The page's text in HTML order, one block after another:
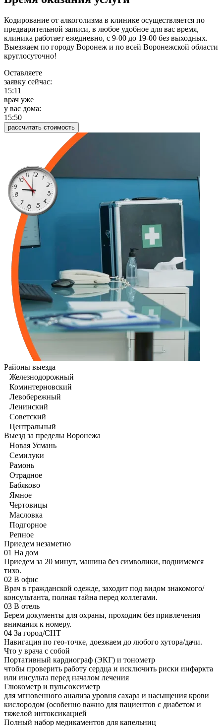
Кодирование от алкоголизма в клинике осуществляется по
предварительной записи, в любое удобное для вас время,
клиника работает ежедневно, с 9-00 до 19-00 без выходных.
Выезжаем по городу Воронеж и по всей Воронежской области
круглосуточно!
Оставляете
заявку сейчас:
15:11
врач уже
у вас дома:
15:50
рассчитать стоимость
Районы выезда
Железнодорожный
Коминтерновский
Левобережный
Ленинский
Советский
Центральный
Выезд за пределы Воронежа
Новая Усмань
Семилуки
Рамонь
Отрадное
Бабяково
Ямное
Чертовицы
Масловка
Подгорное
Репное
Приедем незаметно
01 На дом
Приедем за 20 минут, машина без символики, поднимемся
тихо.
02 В офис
Врач в гражданской одежде, заходит под видом знакомого/
консультанта, полная тайна перед коллегами.
03 В отель
Берем документы для охраны, проходим без привлечения
внимания к номеру.
04 За город/СНТ
Навигация по гео-точке, доезжаем до любого хутора/дачи.
Что у врача с собой
Портативный кардиограф (ЭКГ) и тонометр
чтобы проверить работу сердца и исключить риски инфаркта
или инсульта перед началом лечения
Глюкометр и пульсоксиметр
для мгновенного анализа уровня сахара и насыщения крови
кислородом (особенно важно для пациентов с диабетом и
тяжелой интоксикацией
Полный набор медикаментов для капельниц